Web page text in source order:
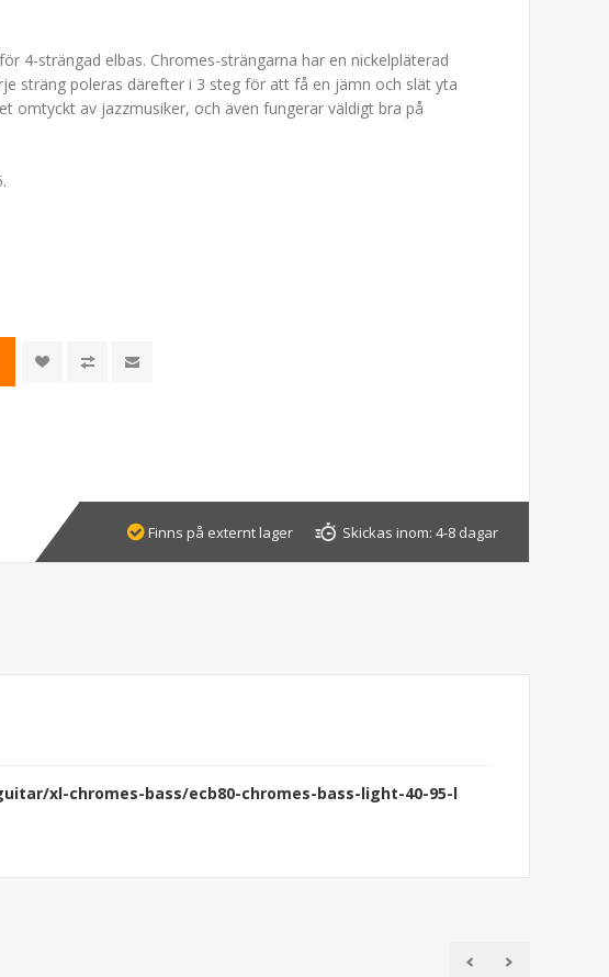
4-strängad elbas. Chromes-strängarna har en nickelpläterad
sträng poleras därefter i 3 steg för att få en jämn och slät yta
omtyckt av jazzmusiker, och även fungerar väldigt bra på
Finns på externt lager Skickas inom: 4-8 dagar
xl-chromes-bass/ecb80-chromes-bass-light-40-95-l